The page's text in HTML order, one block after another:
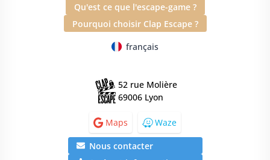
Qu'est ce que l'escape-game ?
Pourquoi choisir Clap Escape ?
français
52 rue Molière
69006 Lyon
Maps Waze
Nous contacter